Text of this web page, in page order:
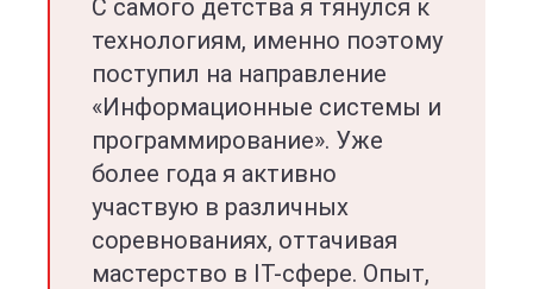
С самого детства я тянулся к
технологиям, именно поэтому
поступил на направление
«Информационные системы и
программирование». Уже
более года я активно
участвую в различных
соревнованиях, оттачивая
мастерство в IT-сфере. Опыт,